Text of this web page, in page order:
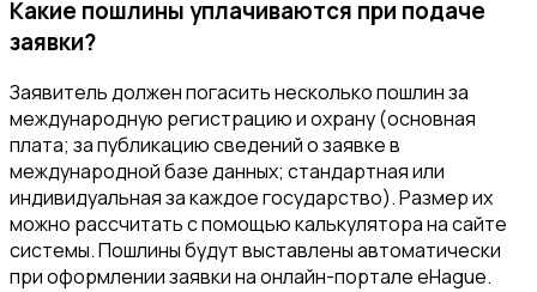
Какие пошлины уплачиваются при подаче
заявки?
Заявитель должен погасить несколько пошлин за
международную регистрацию и охрану (основная
плата; за публикацию сведений о заявке в
международной базе данных; стандартная или
индивидуальная за каждое государство). Размер их
можно рассчитать с помощью калькулятора на сайте
системы. Пошлины будут выставлены автоматически
при оформлении заявки на онлайн-портале eHague.